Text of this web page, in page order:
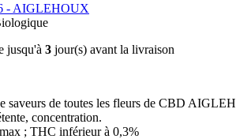
- AIGLEHOUX
jusqu'à 3 jour(s) avant la livraison
saveurs de toutes les fleurs de CBD
concentration.
; THC inférieur à 0,3%